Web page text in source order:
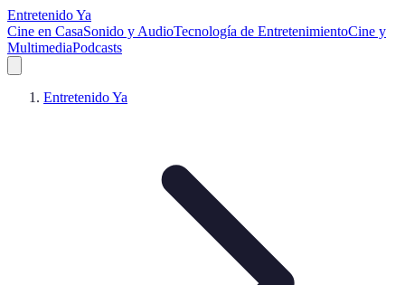
Entretenido Ya
Cine en CasaSonido y AudioTecnología de EntretenimientoCine y
MultimediaPodcasts
Entretenido Ya